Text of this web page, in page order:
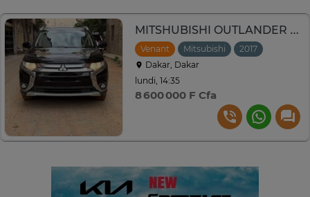
MITSHUBISHI OUTLANDER 2017
Venant Mitsubishi 2017
Dakar, Dakar
lundi, 14:35
8 600 000 F Cfa